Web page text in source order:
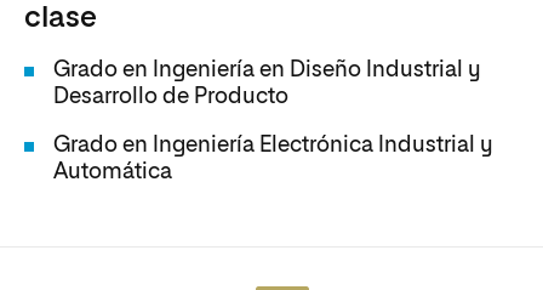
clase
Grado en Ingeniería en Diseño Industrial y
Desarrollo de Producto
Grado en Ingeniería Electrónica Industrial y
Automática